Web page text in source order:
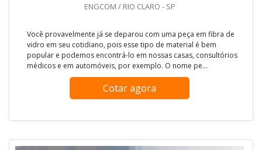
ENGCOM / RIO CLARO - SP
Você provavelmente já se deparou com uma peça em fibra de
vidro em seu cotidiano, pois esse tipo de material é bem
popular e podemos encontrá-lo em nossas casas, consultórios
médicos e em automóveis, por exemplo. O nome pe...
Cotar agora